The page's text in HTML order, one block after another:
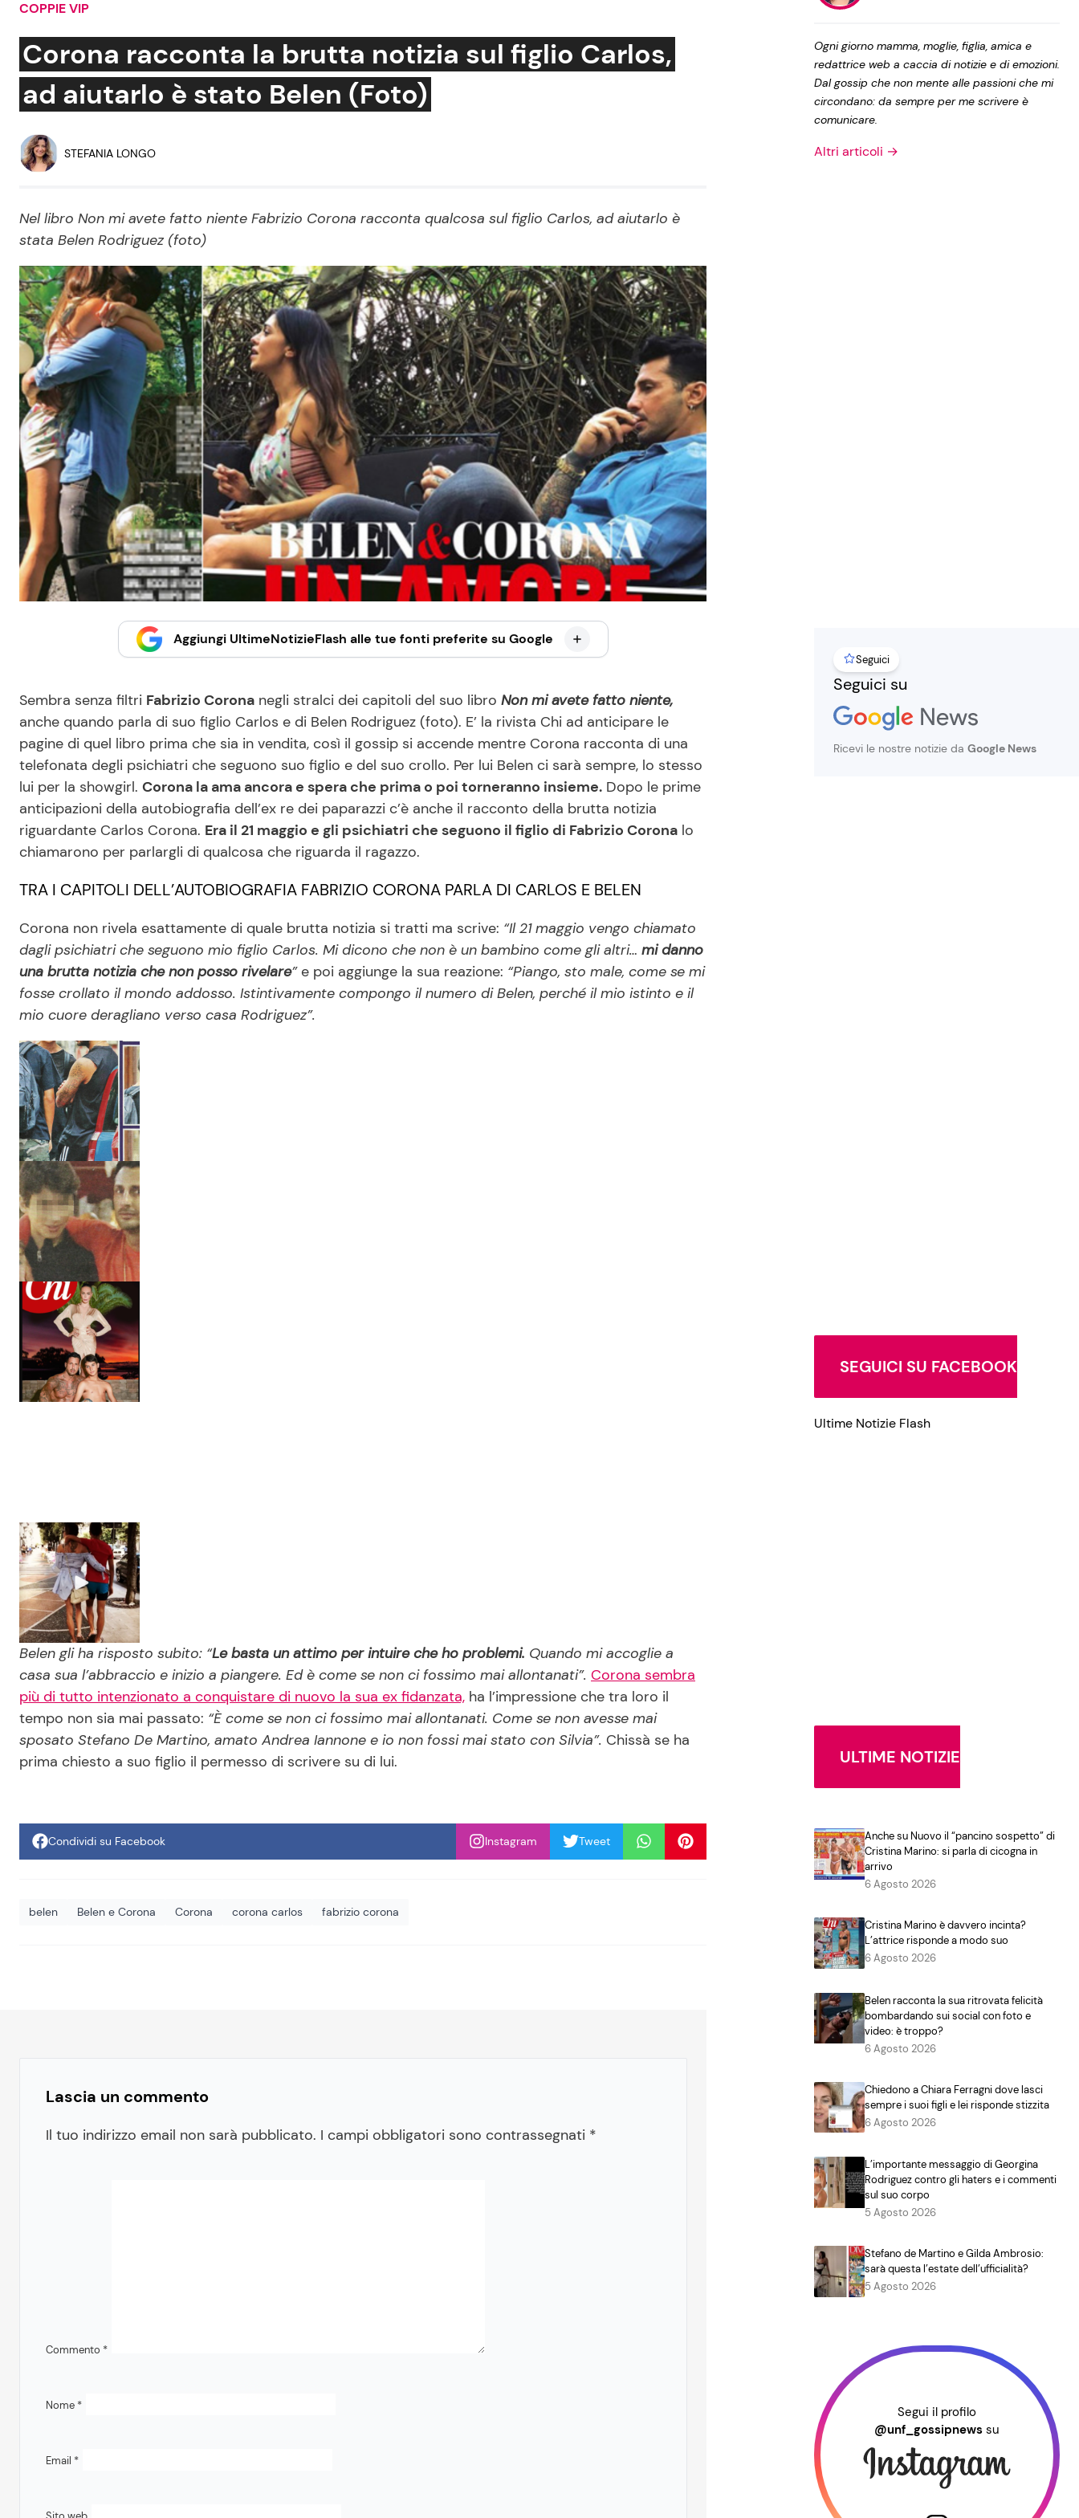
Social News
News dal mondo
Benessere
Mondo Mamma
Salute
Viaggi e Turismo
Festività
Le Ricette in TV
Ricette Facili e Veloci
Ricette Feste
Ricette per Bambini
Privacy Policy
COPPIE VIP
Corona racconta la brutta notizia sul figlio Carlos,
ad aiutarlo è stato Belen (Foto)
STEFANIA LONGO
Nel libro Non mi avete fatto niente Fabrizio Corona racconta qualcosa sul figlio Carlos, ad aiutarlo è
stata Belen Rodriguez (foto)
Aggiungi UltimeNotizieFlash alle tue fonti preferite su Google
Sembra senza filtri Fabrizio Corona negli stralci dei capitoli del suo libro Non mi avete fatto niente,
anche quando parla di suo figlio Carlos e di Belen Rodriguez (foto). E’ la rivista Chi ad anticipare le
pagine di quel libro prima che sia in vendita, così il gossip si accende mentre Corona racconta di una
telefonata degli psichiatri che seguono suo figlio e del suo crollo. Per lui Belen ci sarà sempre, lo stesso
lui per la showgirl. Corona la ama ancora e spera che prima o poi torneranno insieme. Dopo le prime
anticipazioni della autobiografia dell’ex re dei paparazzi c’è anche il racconto della brutta notizia
riguardante Carlos Corona. Era il 21 maggio e gli psichiatri che seguono il figlio di Fabrizio Corona lo
chiamarono per parlargli di qualcosa che riguarda il ragazzo.
TRA I CAPITOLI DELL’AUTOBIOGRAFIA FABRIZIO CORONA PARLA DI CARLOS E BELEN
Corona non rivela esattamente di quale brutta notizia si tratti ma scrive: “Il 21 maggio vengo chiamato
dagli psichiatri che seguono mio figlio Carlos. Mi dicono che non è un bambino come gli altri… mi danno
una brutta notizia che non posso rivelare”e poi aggiunge la sua reazione: “Piango, sto male, come se mi
fosse crollato il mondo addosso. Istintivamente compongo il numero di Belen, perché il mio istinto e il
mio cuore deragliano verso casa Rodriguez”.
Belen gli ha risposto subito: “Le basta un attimo per intuire che ho problemi. Quando mi accoglie a
casa sua l’abbraccio e inizio a piangere. Ed è come se non ci fossimo mai allontanati”. Corona sembra
più di tutto intenzionato a conquistare di nuovo la sua ex fidanzata, ha l’impressione che tra loro il
tempo non sia mai passato: “È come se non ci fossimo mai allontanati. Come se non avesse mai
sposato Stefano De Martino, amato Andrea Iannone e io non fossi mai stato con Silvia”. Chissà se ha
prima chiesto a suo figlio il permesso di scrivere su di lui.
Condividi su Facebook Instagram Tweet
belen Belen e Corona Corona corona carlos fabrizio corona
Lascia un commento
Il tuo indirizzo email non sarà pubblicato. I campi obbligatori sono contrassegnati *
Commento *
Nome *
Email *
Ogni giorno mamma, moglie, figlia, amica e
redattrice web a caccia di notizie e di emozioni.
Dal gossip che non mente alle passioni che mi
circondano: da sempre per me scrivere è
comunicare.
Altri articoli →
Seguici
Seguici su
Ricevi le nostre notizie da Google News
SEGUICI SU FACEBOOK
Ultime Notizie Flash
ULTIME NOTIZIE
Anche su Nuovo il “pancino sospetto” di
Cristina Marino: si parla di cicogna in
arrivo
6 Agosto 2026
Cristina Marino è davvero incinta?
L’attrice risponde a modo suo
6 Agosto 2026
Belen racconta la sua ritrovata felicità
bombardando sui social con foto e
video: è troppo?
6 Agosto 2026
Chiedono a Chiara Ferragni dove lasci
sempre i suoi figli e lei risponde stizzita
6 Agosto 2026
L’importante messaggio di Georgina
Rodriguez contro gli haters e i commenti
sul suo corpo
5 Agosto 2026
Stefano de Martino e Gilda Ambrosio:
sarà questa l’estate dell’ufficialità?
5 Agosto 2026
Segui il profilo
@unf_gossipnews su